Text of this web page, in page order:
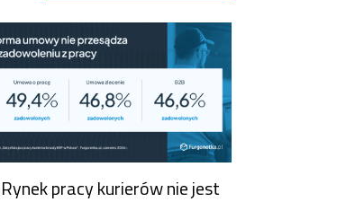
Rynek pracy kurierów nie jest